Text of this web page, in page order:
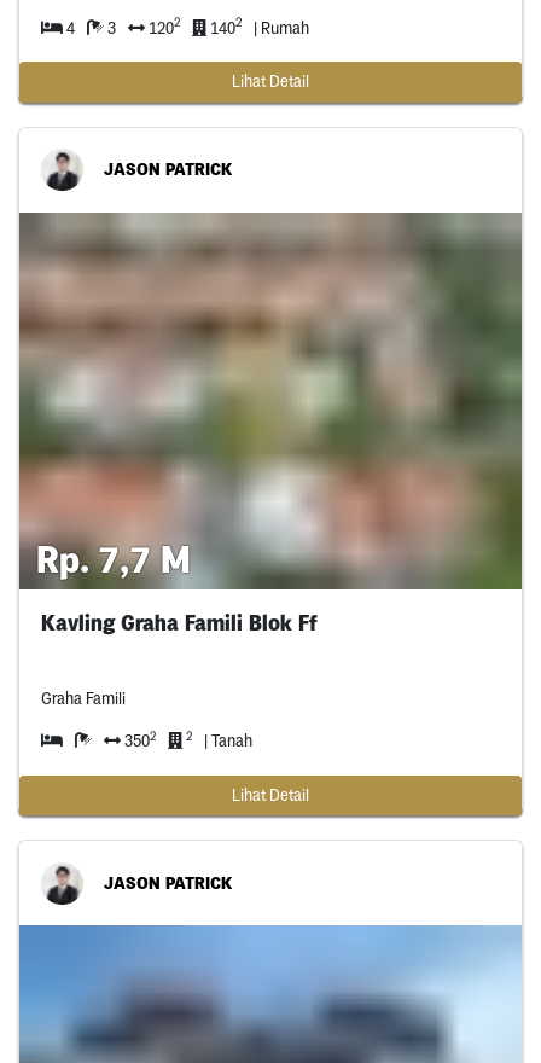
4 3 1202 1402 | Rumah
Lihat Detail
JASON PATRICK
Rp. 7,7 M
Kavling Graha Famili Blok Ff
Graha Famili
3502 2 | Tanah
Lihat Detail
JASON PATRICK